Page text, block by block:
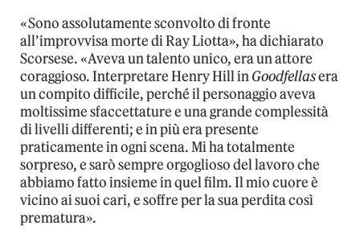
«Sono assolutamente sconvolto di fronte
all’improvvisa morte di Ray Liotta», ha dichiarato
Scorsese. «Aveva un talento unico, era un attore
coraggioso. Interpretare Henry Hill inGoodfellasera
un compito difficile, perché il personaggio aveva
moltissime sfaccettature e una grande complessità
di livelli differenti; e in più era presente
praticamente in ogni scena. Mi ha totalmente
sorpreso, e sarò sempre orgoglioso del lavoro che
abbiamo fatto insieme in quel film. Il mio cuore è
vicino ai suoi cari, e soffre per la sua perdita così
prematura».